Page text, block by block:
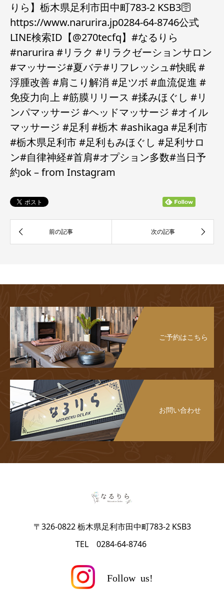
りら】栃木県足利市田中町783-2 KSB3🛜
https://www.narurira.jp️0284-64-8746️公式
LINE検索ID【@270tecfq】#なるりら
#narurira #リラク #リラクゼーションサロン
#マッサージ#夏バテ#リフレッシュ#快眠 #
浮腫改善 #肩こり解消 #足ツボ #血流促進 #
免疫力向上 #筋膜リリース #揉みほぐし #リ
ンパマッサージ #ヘッドマッサージ #オイル
マッサージ #足利 #栃木 #ashikaga #足利市
#栃木県足利市 #足利もみほぐし #足利サロ
ン#自律神経#首肩#オプション多数#当日予
約ok – from Instagram
ご予約はこちら
お問い合わせ
〒326-0822 栃木県足利市田中町783-2 KSB3
TEL 0284-64-8746